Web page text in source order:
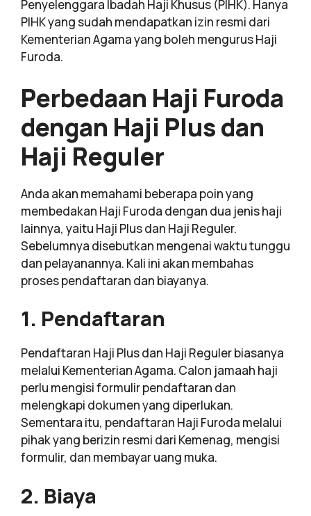
Penyelenggara Ibadah Haji Khusus (PIHK). Hanya
PIHK yang sudah mendapatkan izin resmi dari
Kementerian Agama yang boleh mengurus Haji
Furoda.
Perbedaan Haji Furoda
dengan Haji Plus dan
Haji Reguler
Anda akan memahami beberapa poin yang
membedakan Haji Furoda dengan dua jenis haji
lainnya, yaitu Haji Plus dan Haji Reguler.
Sebelumnya disebutkan mengenai waktu tunggu
dan pelayanannya. Kali ini akan membahas
proses pendaftaran dan biayanya.
1. Pendaftaran
Pendaftaran Haji Plus dan Haji Reguler biasanya
melalui Kementerian Agama. Calon jamaah haji
perlu mengisi formulir pendaftaran dan
melengkapi dokumen yang diperlukan.
Sementara itu, pendaftaran Haji Furoda melalui
pihak yang berizin resmi dari Kemenag, mengisi
formulir, dan membayar uang muka.
2. Biaya